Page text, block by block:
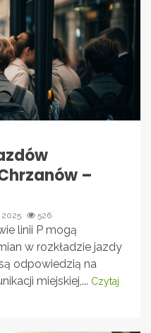
–
2025 526
linii P mogą
w rozkładzie jazdy
odpowiedzią na
miejskiej,... Czytaj